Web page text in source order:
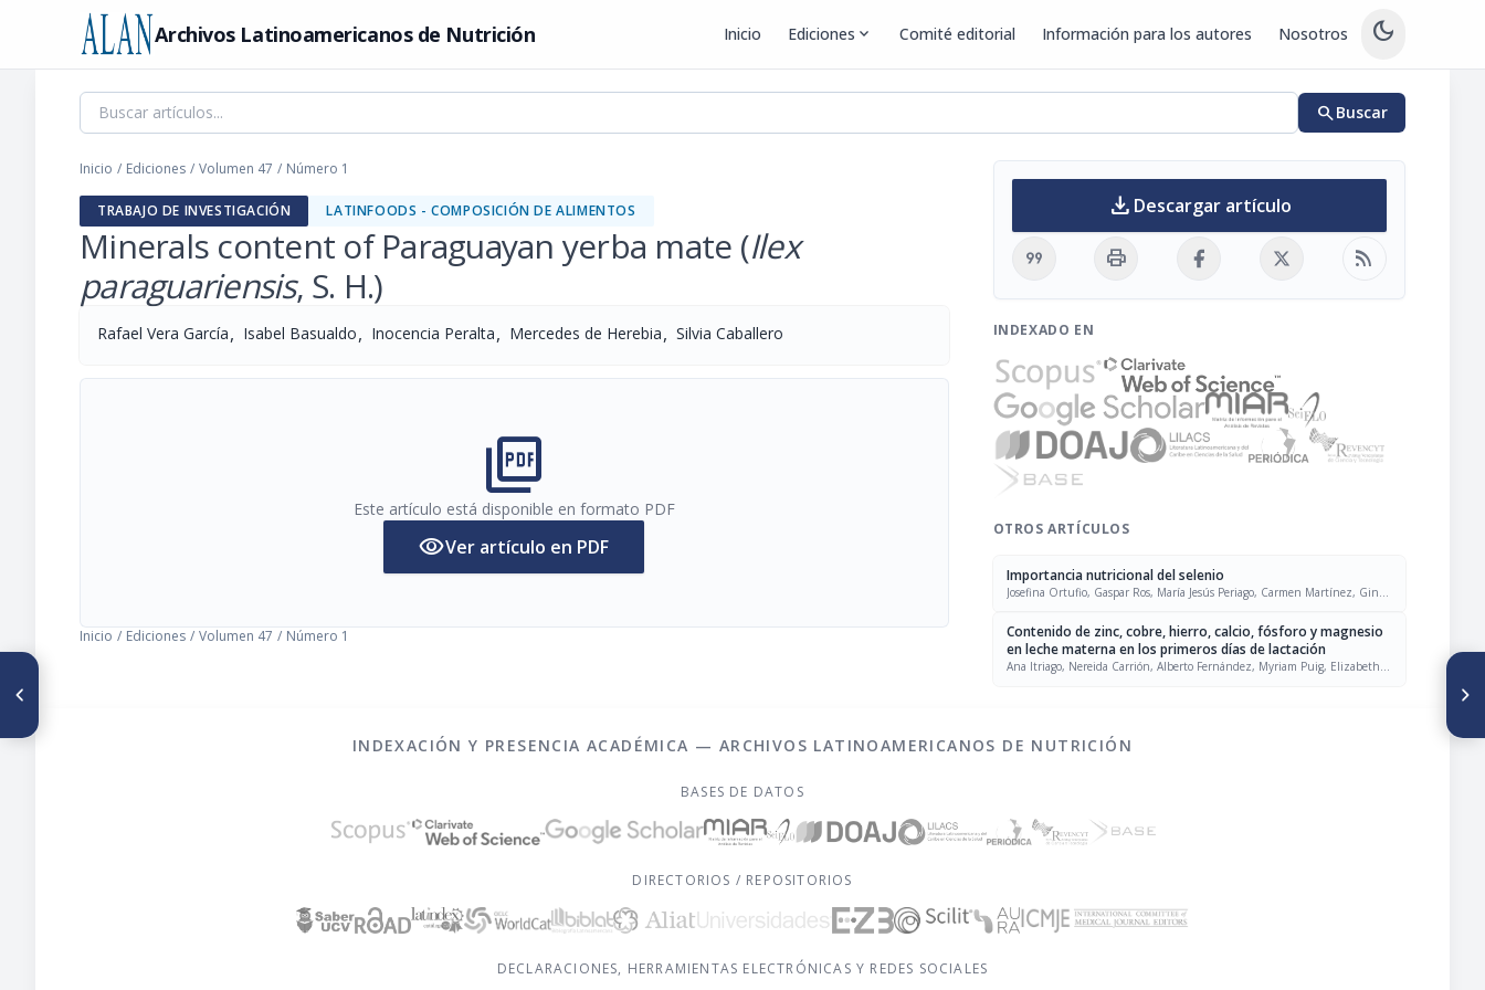
Archivos Latinoamericanos de Nutrición Inicio Ediciones expand_more Comité editorial Información para los autores Nosotros dark_mode
searchBuscar
Inicio / Ediciones / Volumen 47 / Número 1
TRABAJO DE INVESTIGACIÓN LATINFOODS - COMPOSICIÓN DE ALIMENTOS
Minerals content of Paraguayan yerba mate (Ilex
paraguariensis, S. H.)
Rafael Vera García, Isabel Basualdo, Inocencia Peralta, Mercedes de Herebia, Silvia Caballero
picture_as_pdf
Este artículo está disponible en formato PDF
visibilityVer artículo en PDF
Inicio / Ediciones / Volumen 47 / Número 1
download Descargar artículo
format_quote print rss_feed
INDEXADO EN
OTROS ARTÍCULOS
Importancia nutricional del selenio
Josefina Ortufio, Gaspar Ros, María Jesús Periago, Carmen Martínez, Ginés
Contenido de zinc, cobre, hierro, calcio, fósforo y magnesio
en leche materna en los primeros días de lactación
Ana Itriago, Nereida Carrión, Alberto Fernández, Myriam Puig, Elizabeth
SIGUIENTE ARTÍCULO
INDEXACIÓN Y PRESENCIA ACADÉMICA — ARCHIVOS LATINOAMERICANOS DE NUTRICIÓN
BASES DE DATOS
DIRECTORIOS / REPOSITORIOS
DECLARACIONES, HERRAMIENTAS ELECTRÓNICAS Y REDES SOCIALES